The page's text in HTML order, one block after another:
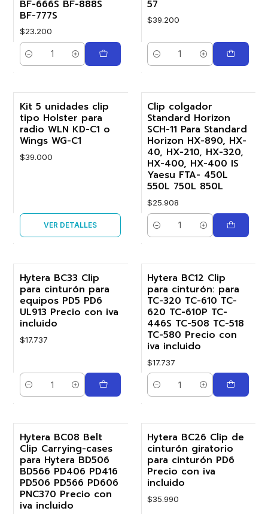
BF-666S BF-888S
BF-777S
$23.200
Cantidad
57
$39.200
Cantidad
No disponible
Kit 5 unidades clip
tipo Holster para
radio WLN KD-C1 o
Wings WG-C1
$39.000
VER DETALLES
Clip colgador
Standard Horizon
SCH-11 Para Standard
Horizon HX-890, HX-
40, HX-210, HX-320,
HX-400, HX-400 IS
Yaesu FTA- 450L
550L 750L 850L
$25.908
Cantidad
Hytera BC33 Clip
para cinturón para
equipos PD5 PD6
UL913 Precio con iva
incluido
$17.737
Cantidad
Hytera BC12 Clip
para cinturón: para
TC-320 TC-610 TC-
620 TC-610P TC-
446S TC-508 TC-518
TC-580 Precio con
iva incluido
$17.737
Cantidad
Hytera BC08 Belt
Clip Carrying-cases
para Hytera BD506
BD566 PD406 PD416
PD506 PD566 PD606
PNC370 Precio con
iva incluido
Hytera BC26 Clip de
cinturón giratorio
para cinturón PD6
Precio con iva
incluido
$35.990